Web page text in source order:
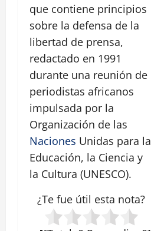
que contiene principios
sobre la defensa de la
libertad de prensa,
redactado en 1991
durante una reunión de
periodistas africanos
impulsada por la
Organización de las
Naciones Unidas para la
Educación, la Ciencia y
la Cultura (UNESCO).
¿Te fue útil esta nota?